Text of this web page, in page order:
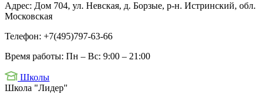
Адрес: Дом 704, ул. Невская, д. Борзые, р-н. Истринский, обл.
Московская
Телефон: +7(495)797-63-66
Время работы: Пн – Вс: 9:00 – 21:00
Школы
Школа "Лидер"